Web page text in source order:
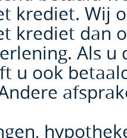
krediet. Wij
krediet dan
Als u
u ook